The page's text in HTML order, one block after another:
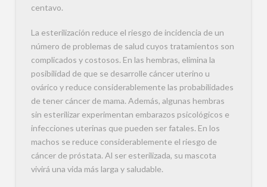
centavo.
La esterilización reduce el riesgo de incidencia de un
número de problemas de salud cuyos tratamientos son
complicados y costosos. En las hembras, elimina la
posibilidad de que se desarrolle cáncer uterino u
ovárico y reduce considerablemente las probabilidades
de tener cáncer de mama. Además, algunas hembras
sin esterilizar experimentan embarazos psicológicos e
infecciones uterinas que pueden ser fatales. En los
machos se reduce considerablemente el riesgo de
cáncer de próstata. Al ser esterilizada, su mascota
vivirá una vida más larga y saludable.